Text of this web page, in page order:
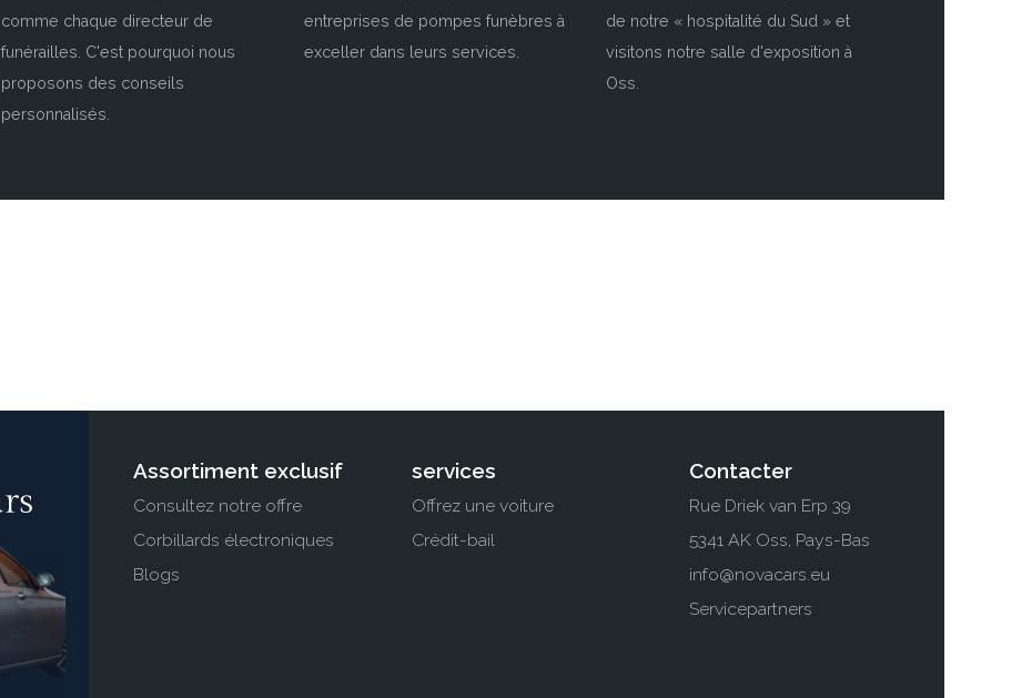
comme chaque directeur de
funérailles. C'est pourquoi nous
proposons des conseils
personnalisés.
entreprises de pompes funèbres à
exceller dans leurs services.
de notre « hospitalité du Sud » et
visitons notre salle d'exposition à
Oss.
Assortiment exclusif
Consultez notre offre
Corbillards électroniques
Blogs
services
Offrez une voiture
Crédit-bail
Contacter
Rue Driek van Erp 39
5341 AK Oss, Pays-Bas
info@novacars.eu
Servicepartners